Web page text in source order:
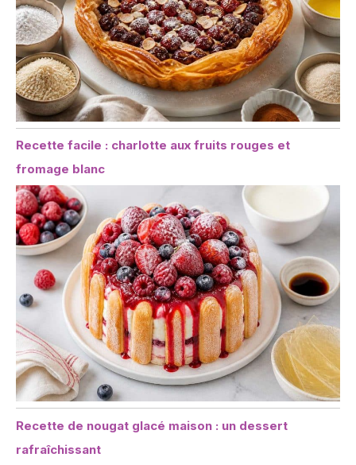
inévitables. Ce sont des
phénomènes de
processus normaux et
n'affectent pas
l'utilisation et la beauté
des produits.
Recette facile : charlotte aux fruits rouges et
fromage blanc
Recette de nougat glacé maison : un dessert
rafraîchissant